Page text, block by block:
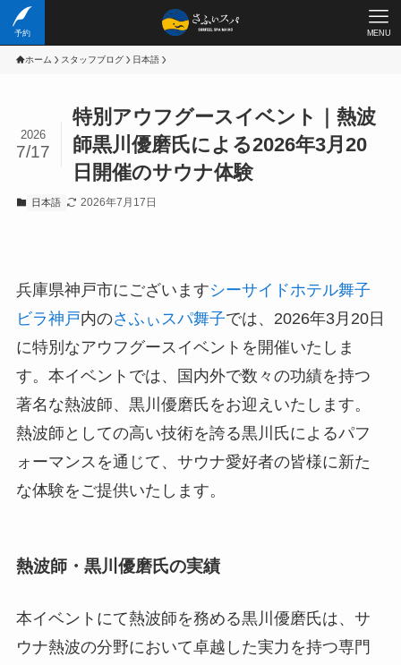
予約 MENU
ホーム スタッフブログ 日本語
特別アウフグースイベント｜熱波
師黒川優磨氏による2026年3月20
日開催のサウナ体験
2026
7/17
日本語 2026年7月17日
兵庫県神戸市にございますシーサイドホテル舞子
ビラ神戸内のさふぃスパ舞子では、2026年3月20日
に特別なアウフグースイベントを開催いたしま
す。本イベントでは、国内外で数々の功績を持つ
著名な熱波師、黒川優磨氏をお迎えいたします。
熱波師としての高い技術を誇る黒川氏によるパフ
ォーマンスを通じて、サウナ愛好者の皆様に新た
な体験をご提供いたします。
熱波師・黒川優磨氏の実績
本イベントにて熱波師を務める黒川優磨氏は、サ
ウナ熱波の分野において卓越した実力を持つ専門